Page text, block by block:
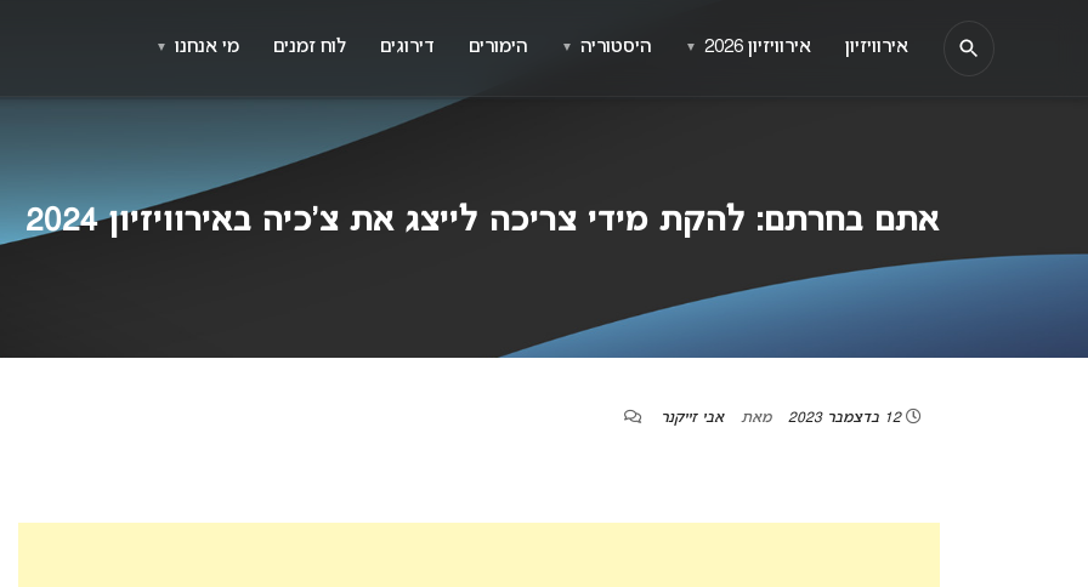
אתם בחרתם: להקת מידי צריכה לייצג את צ’כיה באירוויזיון 2024
12 בדצמבר 2023 מאת אבי זייקנר
אירוויזיון אירוויזיון 2026 ▼ היסטוריה ▼ הימורים דירוגים לוח זמנים מי אנחנו ▼